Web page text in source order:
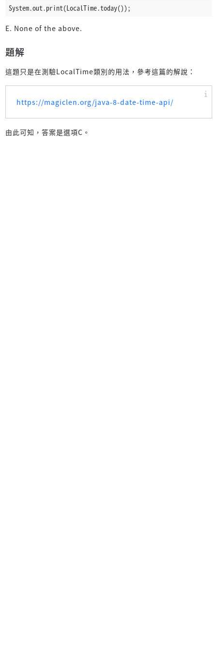
System.out.print(LocalTime.today());
E. None of the above.
題解
這題只是在測驗LocalTime類別的用法，參考這篇的解說：
https://magiclen.org/java-8-date-time-api/
由此可知，答案是選項C。